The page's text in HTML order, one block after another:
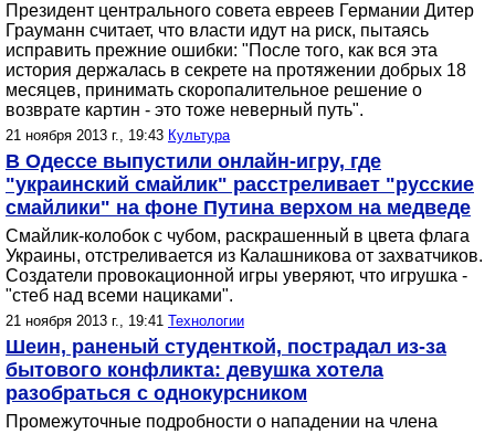
Президент центрального совета евреев Германии Дитер
Грауманн считает, что власти идут на риск, пытаясь
исправить прежние ошибки: "После того, как вся эта
история держалась в секрете на протяжении добрых 18
месяцев, принимать скоропалительное решение о
возврате картин - это тоже неверный путь".
21 ноября 2013 г., 19:43 Культура
В Одессе выпустили онлайн-игру, где
"украинский смайлик" расстреливает "русские
смайлики" на фоне Путина верхом на медведе
Смайлик-колобок с чубом, раскрашенный в цвета флага
Украины, отстреливается из Калашникова от захватчиков.
Создатели провокационной игры уверяют, что игрушка -
"стеб над всеми нациками".
21 ноября 2013 г., 19:41 Технологии
Шеин, раненый студенткой, пострадал из-за
бытового конфликта: девушка хотела
разобраться с однокурсником
Промежуточные подробности о нападении на члена